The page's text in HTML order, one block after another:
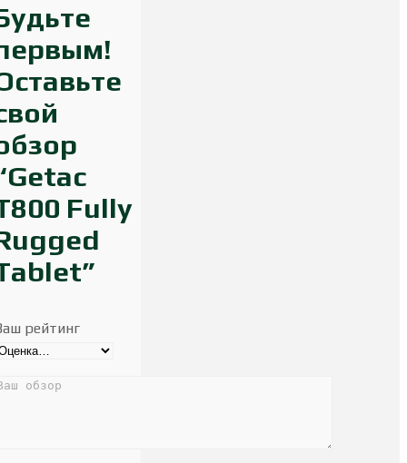
Fully
рейтинг